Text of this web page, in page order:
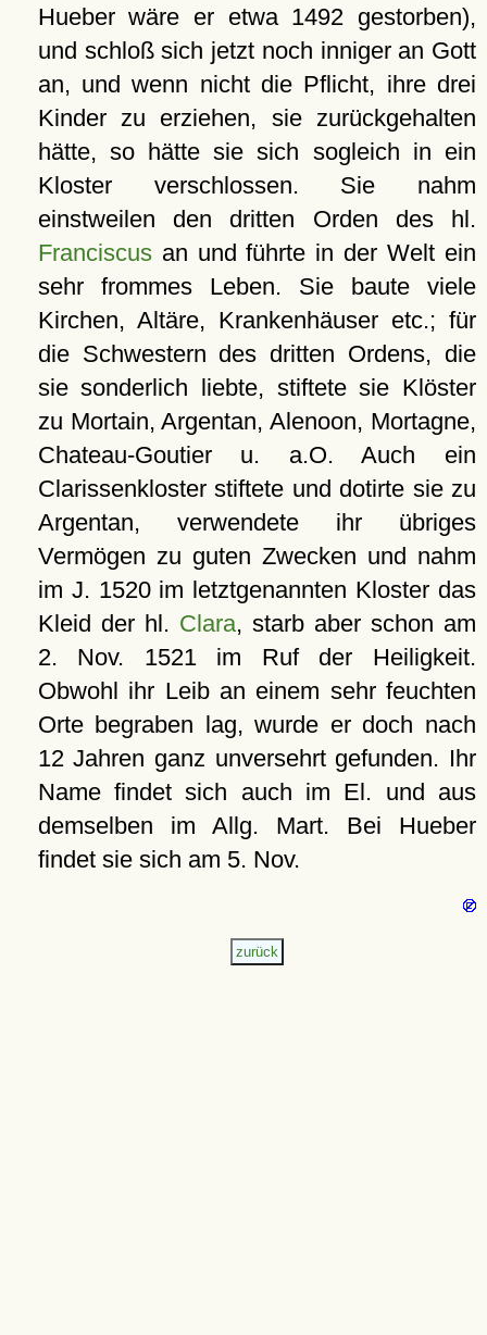
Hueber wäre er etwa 1492 gestorben),
und schloß sich jetzt noch inniger an Gott
an, und wenn nicht die Pflicht, ihre drei
Kinder zu erziehen, sie zurückgehalten
hätte, so hätte sie sich sogleich in ein
Kloster verschlossen. Sie nahm
einstweilen den dritten Orden des hl.
Franciscusan und führte in der Welt ein
sehr frommes Leben. Sie baute viele
Kirchen, Altäre, Krankenhäuser etc.; für
die Schwestern des dritten Ordens, die
sie sonderlich liebte, stiftete sie Klöster
zu Mortain, Argentan, Alenoon, Mortagne,
Chateau-Goutier u. a.O. Auch ein
Clarissenkloster stiftete und dotirte sie zu
Argentan, verwendete ihr übriges
Vermögen zu guten Zwecken und nahm
im J. 1520 im letztgenannten Kloster das
Kleid der hl. Clara, starb aber schon am
2. Nov. 1521 im Ruf der Heiligkeit.
Obwohl ihr Leib an einem sehr feuchten
Orte begraben lag, wurde er doch nach
12 Jahren ganz unversehrt gefunden. Ihr
Name findet sich auch im El. und aus
demselben im Allg. Mart. Bei Hueber
findet sie sich am 5. Nov.